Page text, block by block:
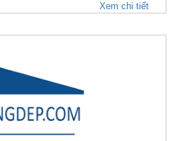
Xem chi tiết